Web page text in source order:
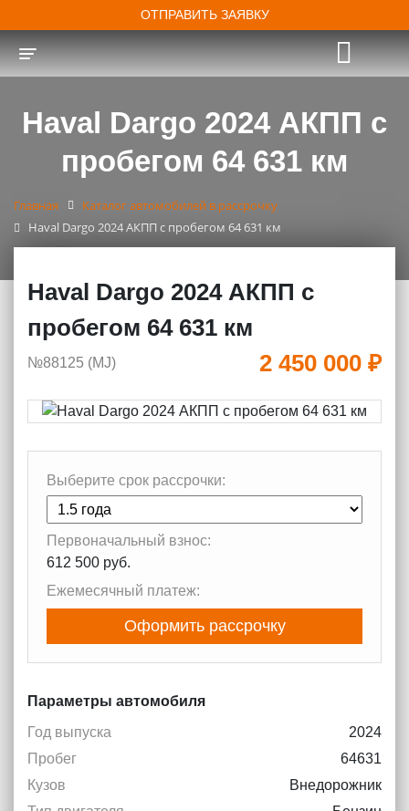
ОТПРАВИТЬ ЗАЯВКУ
Haval Dargo 2024 АКПП с
пробегом 64 631 км
Главная
Каталог автомобилей в рассрочку
Haval Dargo 2024 АКПП с пробегом 64 631 км
Haval Dargo 2024 АКПП с
пробегом 64 631 км
№88125 (МJ) 2 450 000 ₽
Выберите срок рассрочки:
Первоначальный взнос:
612 500 руб.
Ежемесячный платеж:
Оформить рассрочку
Параметры автомобиля
Год выпуска
2024
Пробег
64631
Кузов
Внедорожник